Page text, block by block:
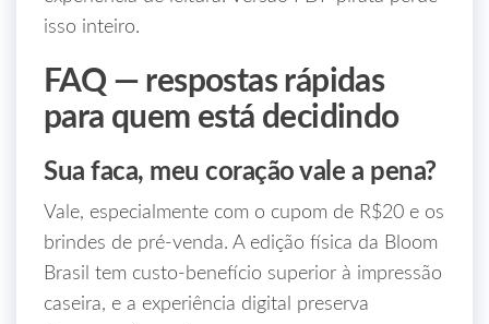
isso inteiro.
FAQ — respostas rápidas
para quem está decidindo
Sua faca, meu coração vale a pena?
Vale, especialmente com o cupom de R$20 e os
brindes de pré-venda. A edição física da Bloom
Brasil tem custo-benefício superior à impressão
caseira, e a experiência digital preserva